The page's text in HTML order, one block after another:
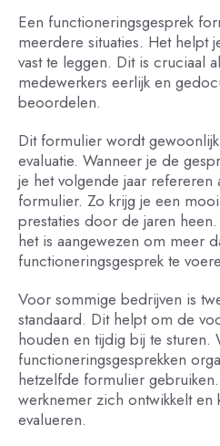
Een functioneringsgesprek
meerdere situaties. Het helpt
vast te leggen. Dit is cruciaal
medewerkers eerlijk en
beoordelen.
Dit formulier wordt
evaluatie. Wanneer je de
je het volgende jaar refereren
formulier. Zo krijg je een
prestaties door de jaren
het is aangewezen om meer
functioneringsgesprek te
Voor sommige bedrijven is
standaard. Dit helpt om de
houden en tijdig bij te sturen.
functioneringsgesprekken
hetzelfde formulier
werknemer zich ontwikkelt
evalueren.